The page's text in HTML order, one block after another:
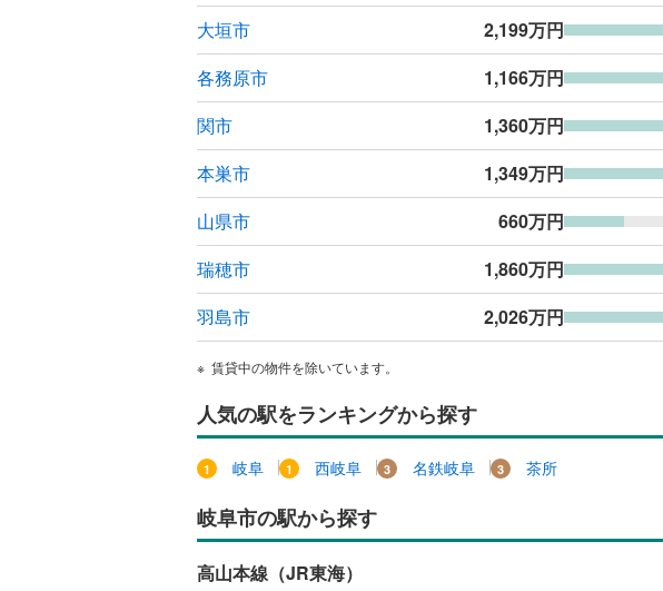
大垣市 2,199万円
各務原市 1,166万円
関市 1,360万円
本巣市 1,349万円
山県市 660万円
瑞穂市 1,860万円
羽島市 2,026万円
賃貸中の物件を除いています。
人気の駅をランキングから探す
岐阜 西岐阜 名鉄岐阜 茶所
岐阜市の駅から探す
高山本線（JR東海）
ウッドデッキあり（0）
構造・規模・施工・品質・工法関連
耐震、免震、制震構造
（0）
オンライン対応
オンライン内見(相談)可（0）
オンライン対応とは？